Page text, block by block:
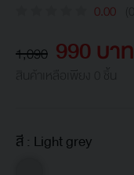
0.00
1,090 990 บาท
สี : Light grey